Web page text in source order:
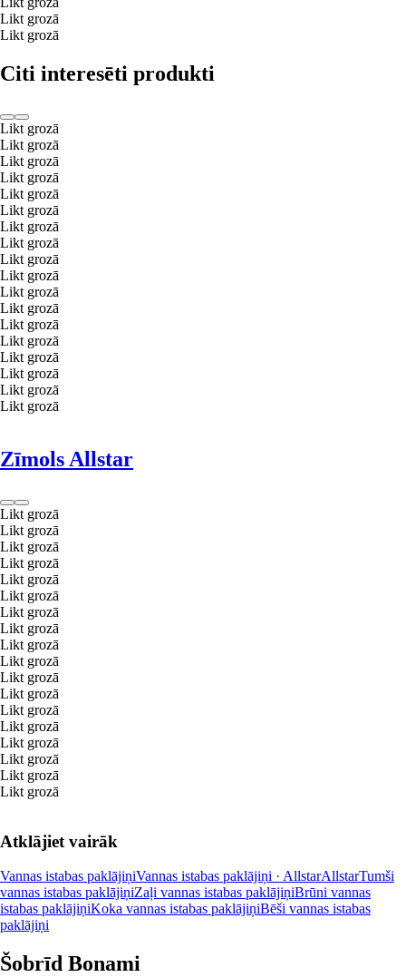
Likt grozā
Likt grozā
Citi interesēti produkti
Likt grozā
Likt grozā
Likt grozā
Likt grozā
Likt grozā
Likt grozā
Likt grozā
Likt grozā
Likt grozā
Likt grozā
Likt grozā
Likt grozā
Likt grozā
Likt grozā
Likt grozā
Likt grozā
Likt grozā
Likt grozā
Zīmols Allstar
Likt grozā
Likt grozā
Likt grozā
Likt grozā
Likt grozā
Likt grozā
Likt grozā
Likt grozā
Likt grozā
Likt grozā
Likt grozā
Likt grozā
Likt grozā
Likt grozā
Likt grozā
Likt grozā
Likt grozā
Likt grozā
Atklājiet vairāk
Vannas istabas paklājiņiVannas istabas paklājiņi · AllstarAllstarTumši
vannas istabas paklājiņiZaļi vannas istabas paklājiņiBrūni vannas
istabas paklājiņiKoka vannas istabas paklājiņiBēši vannas istabas
paklājiņi
Šobrīd Bonami